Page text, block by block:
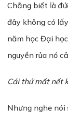
Chẳng biết là
đây không có
năm học Đại
nguyền rủa nó
Cái thứmất nết
Nhưng nghe nói